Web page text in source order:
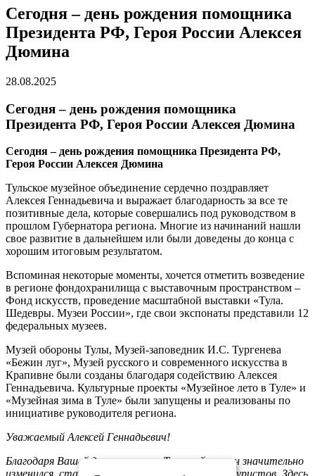
Сегодня – день рождения помощника
Президента РФ, Героя России Алексея
Дюмина
28.08.2025
Сегодня – день рождения помощника
Президента РФ, Героя России Алексея Дюмина
Сегодня – день рождения помощника Президента РФ,
Героя России Алексея Дюмина
Тульское музейное объединение сердечно поздравляет
Алексея Геннадьевича и выражает благодарность за все те
позитивные дела, которые совершались под руководством в
прошлом Губернатора региона. Многие из начинаний нашли
свое развитие в дальнейшем или были доведены до конца с
хорошим итоговым результатом.
Вспоминая некоторые моменты, хочется отметить возведение
в регионе фондохранилища с выставочным пространством –
Фонд искусств, проведение масштабной выставки «Тула.
Шедевры. Музеи России», где свои экспонаты представили 12
федеральных музеев.
Музей обороны Тулы, Музей-заповедник И.С. Тургенева
«Бежин луг», Музей русского и современного искусства в
Крапивне были созданы благодаря содействию Алексея
Геннадьевича. Культурные проекты «Музейное лето в Туле» и
«Музейная зима в Туле» были запущены и реализованы по
инициативе руководителя региона.
Уважаемый Алексей Геннадьевич!
Благодаря Вашей деятельности Тульский регион значительно